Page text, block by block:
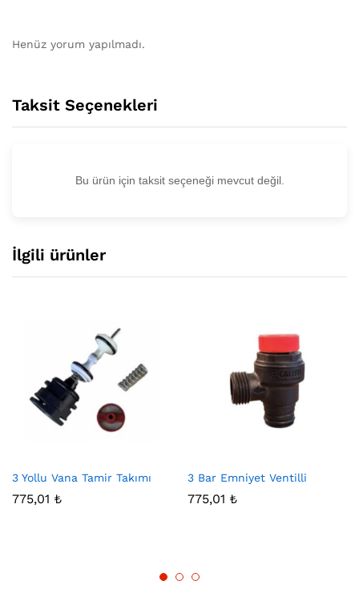
Henüz yorum yapılmadı.
Taksit Seçenekleri
Bu ürün için taksit seçeneği mevcut değil.
İlgili ürünler
3 Yollu Vana Tamir Takımı
775,01 ₺
3 Bar Emniyet Ventilli
775,01 ₺